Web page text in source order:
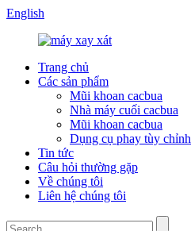
English
Trang chủ
Các sản phẩm
Mũi khoan cacbua
Nhà máy cuối cacbua
Mũi khoan cacbua
Dụng cụ phay tùy chỉnh
Tin tức
Câu hỏi thường gặp
Về chúng tôi
Liên hệ chúng tôi